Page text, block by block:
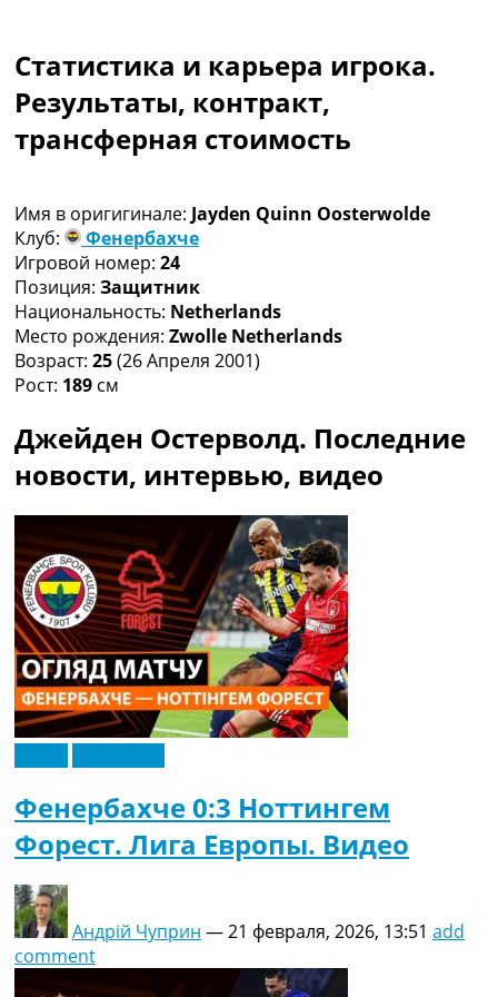
Чемпионат Мира
Украина. Премьер-Лига
Украина. Первая Лига
Лига Чемпионов
Другие Турниры >>>
Таблицы
Таблицы групп Чемпионата Мира
Украина. Премьер-Лига
Украина. Первая Лига
Лига Чемпионов. Таблицы групп
Англия. Премьер-Лига
Испания. Ла Лига
Рейтинги
Рейтинг стран УЕФА
Рейтинг клубов УЕФА
Рейтинг ФИФА
ТВ программа
RU
UA
Categories
Главная
Новости футбола
Видео
Трансферы
Новости футбола Украины
Последние комментарии
Конкурс прогнозов
Логин
Коллективный прогноз
Турниры
Чемпионат Мира
Статистика и карьера игрока.
Результаты, контракт,
трансферная стоимость
Имя в оригигинале: Jayden Quinn Oosterwolde
Клуб:
Фенербахче
Игровой номер: 24
Позиция: Защитник
Национальность: Netherlands
Место рождения: Zwolle Netherlands
Возраст: 25(26 Апреля 2001)
Рост: 189 см
Джейден Остерволд. Последние
новости, интервью, видео
Фенербахче 0:3 Ноттингем
Форест. Лига Европы. Видео
Андрій Чуприн —21 февраля, 2026, 13:51 add
comment